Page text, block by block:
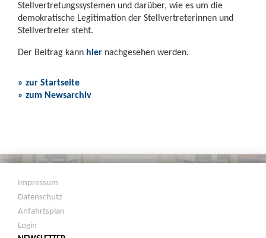
Stellvertretungssystemen und darüber, wie es um die
demokratische Legitimation der Stellvertreterinnen und
Stellvertreter steht.
Der Beitrag kann hier nachgesehen werden.
» zur Startseite
» zum Newsarchiv
Impressum
Datenschutz
Anfahrtsplan
Login